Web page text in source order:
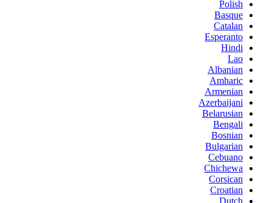
Polish
Basque
Catalan
Esperanto
Hindi
Lao
Albanian
Amharic
Armenian
Azerbaijani
Belarusian
Bengali
Bosnian
Bulgarian
Cebuano
Chichewa
Corsican
Croatian
Dutch